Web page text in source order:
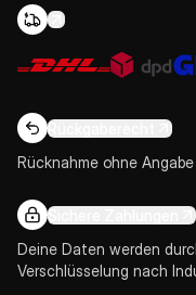
Rückgaberecht
Rücknahme ohne
Sichere Zahlungen
Deine Daten werden
Verschlüsselung nach